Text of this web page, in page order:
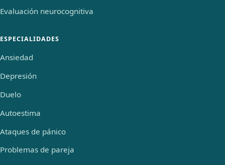
Evaluación neurocognitiva
ESPECIALIDADES
Ansiedad
Depresión
Duelo
Autoestima
Ataques de pánico
Problemas de pareja